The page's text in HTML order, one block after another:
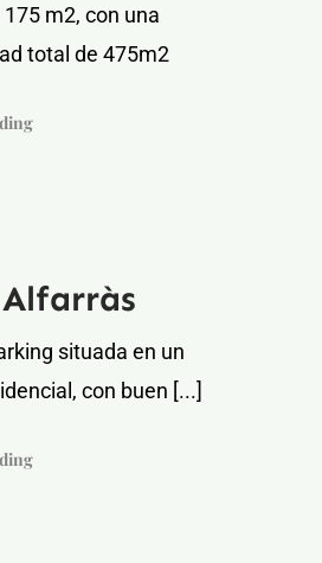
m2, con una
total de 475m2
situada en un
con buen [...]